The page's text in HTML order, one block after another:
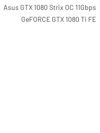
Asus GTX 1080 Strix OC 11Gbps
GeFORCE GTX 1080 Ti FE